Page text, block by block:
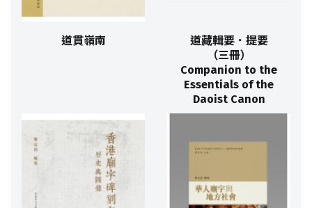
道貫嶺南
道藏輯要．提要
（三冊）
Companion to the
Essentials of the
Daoist Canon